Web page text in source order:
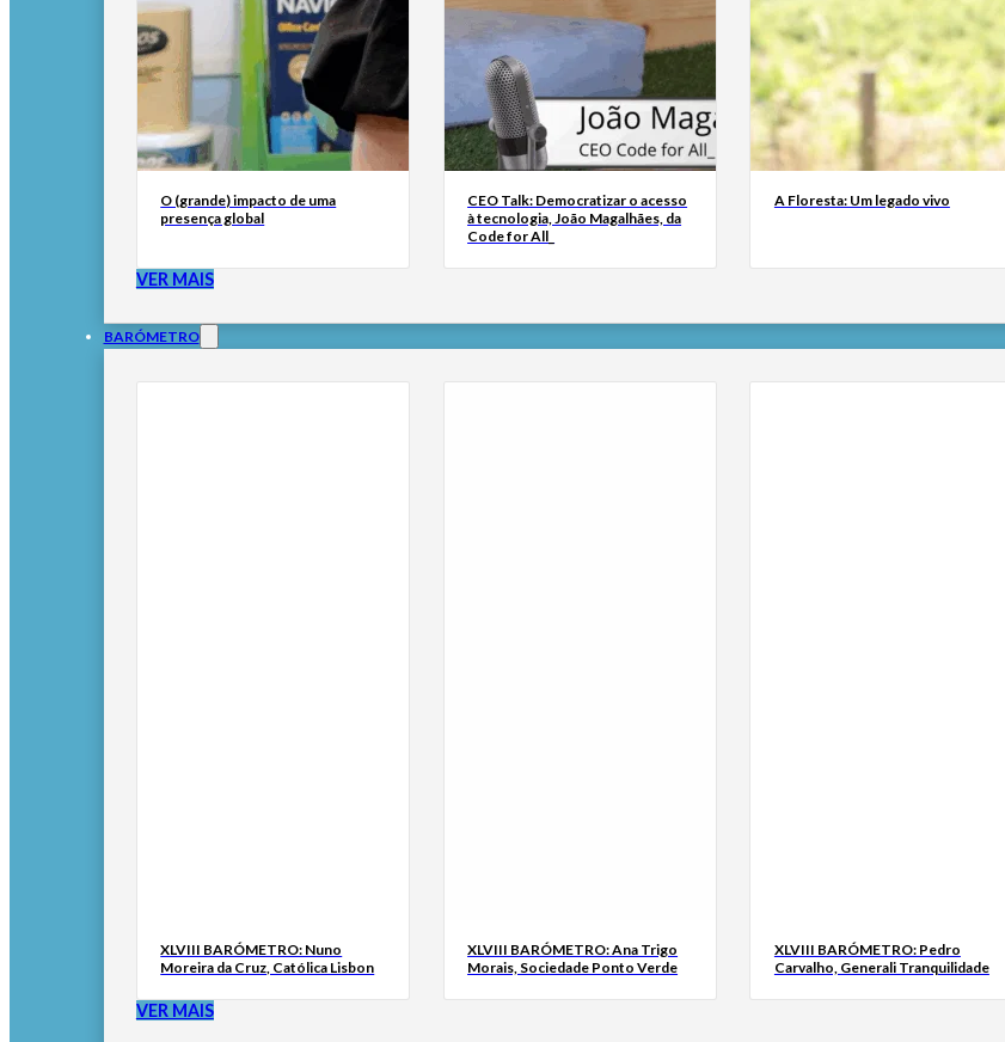
O (grande) impacto de uma
presença global
CEO Talk: Democratizar o acesso
à tecnologia, João Magalhães, da
Code for All_
A Floresta: Um legado vivo
VER MAIS
BARÓMETRO
XLVIII BARÓMETRO: Nuno
Moreira da Cruz, Católica Lisbon
XLVIII BARÓMETRO: Ana Trigo
Morais, Sociedade Ponto Verde
XLVIII BARÓMETRO: Pedro
Carvalho, Generali Tranquilidade
VER MAIS